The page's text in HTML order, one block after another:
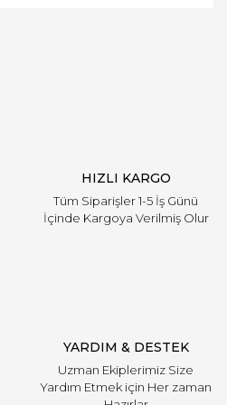
HIZLI KARGO
Tüm Siparişler 1-5 İş Günü
İçinde Kargoya Verilmiş Olur
YARDIM & DESTEK
Uzman Ekiplerimiz Size
Yardım Etmek için Her zaman